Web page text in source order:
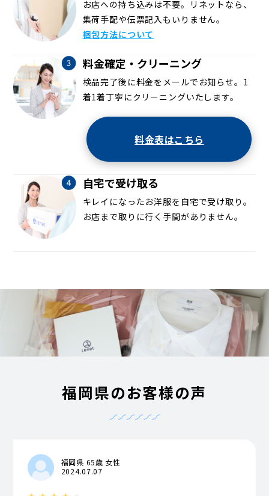
お店への持ち込みは不要。リネットなら、
集荷手配や伝票記入もいりません。
梱包方法について
料金確定・クリーニング
検品完了後に料金をメールでお知らせ。1
着1着丁寧にクリーニングいたします。
料金表はこちら
自宅で受け取る
キレイになったお洋服を自宅で受け取り。
お店まで取りに行く手間がありません。
福岡県のお客様の声
福岡県 65歳 女性
2024.07.07